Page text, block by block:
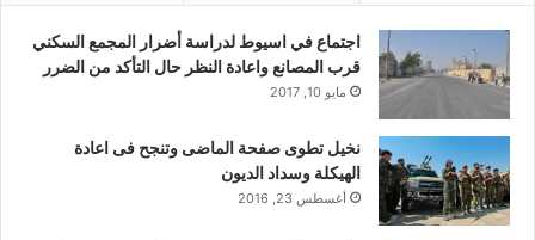
اجتماع في اسيوط لدراسة أضرار المجمع السكني
قرب المصانع واعادة النظر حال التأكد من الضرر
مايو 10, 2017
نخيل تطوى صفحة الماضى وتنجح فى اعادة
الهيكلة وسداد الديون
أغسطس 23, 2016